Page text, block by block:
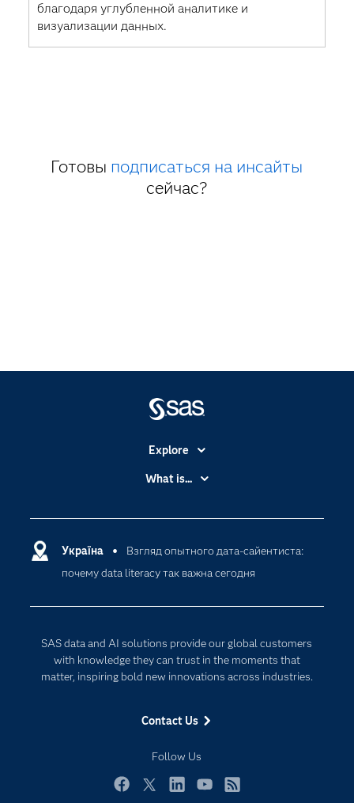
благодаря углубленной аналитике и
визуализации данных.
Готовы подписаться на инсайты
сейчас?
Україна
Взгляд опытного дата-сайентиста:
почему data literacy так важна сегодня
SAS data and AI solutions provide our global customers
with knowledge they can trust in the moments that
matter, inspiring bold new innovations across industries.
Contact Us
Follow Us
Explore
Accessibility
Certification
Communities
Company
For Educators
Events
Newsroom
Products
What is...
Cloud Computing
Data Science
Generative AI